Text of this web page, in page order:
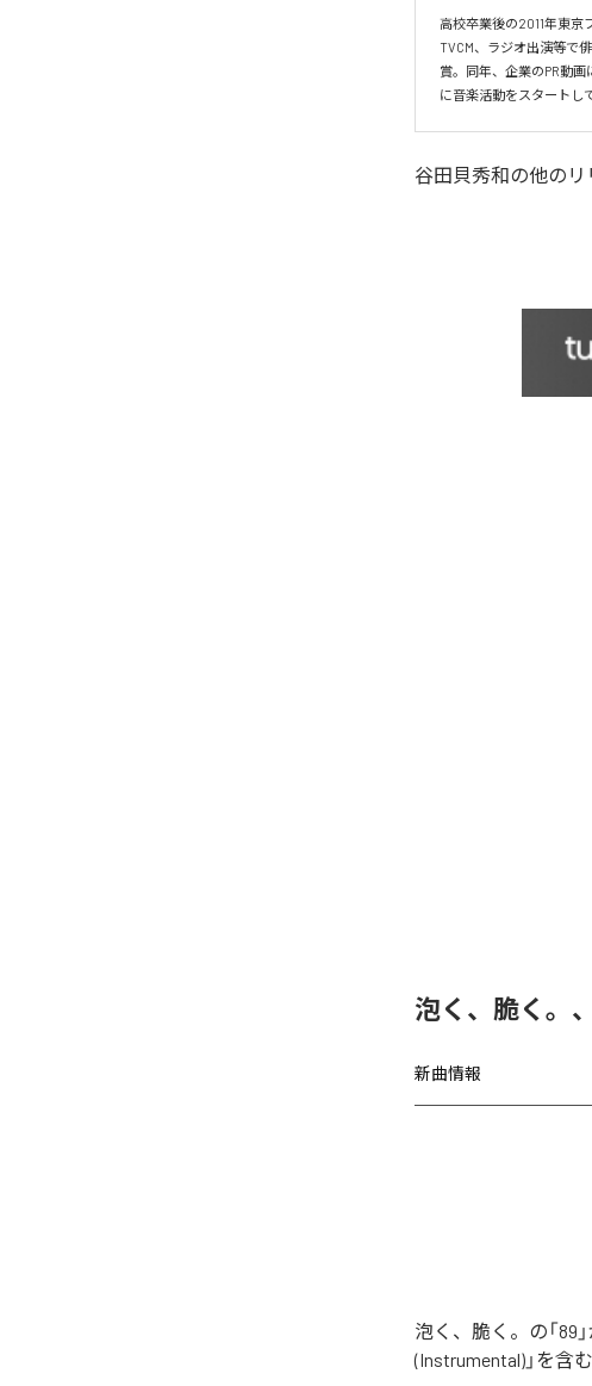
高校卒業後の2011年東京
TVCM、ラジオ出演等で
賞。同年、企業のPR動
に音楽活動をスタートし
谷田貝秀和の他のリ
泡く、脆く。
新曲情報
泡く、脆く。の「89
(Instrumental)」を含